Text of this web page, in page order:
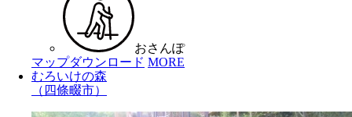
おさんぽ
マップダウンロード MORE
むろいけの森
（四條畷市）